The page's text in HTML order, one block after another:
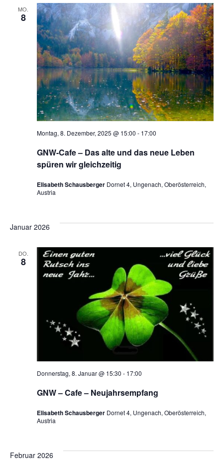
MO.
8
GNW-Cafe – Das alte und das neue Leben
spüren wir gleichzeitig
Montag, 8. Dezember, 2025 @ 15:00 - 17:00
Elisabeth Schausberger Dornet 4, Ungenach, Oberösterreich,
Austria
Januar 2026
DO.
8
GNW – Cafe – Neujahrsempfang
Donnerstag, 8. Januar @ 15:30 - 17:00
Elisabeth Schausberger Dornet 4, Ungenach, Oberösterreich,
Austria
Februar 2026